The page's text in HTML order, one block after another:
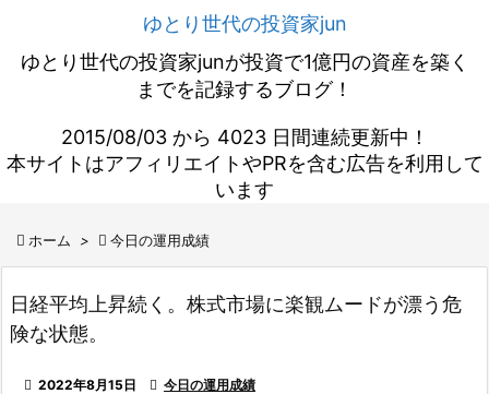
ゆとり世代の投資家jun
ゆとり世代の投資家junが投資で1億円の資産を築く
までを記録するブログ！
2015/08/03 から 4023 日間連続更新中！
本サイトはアフィリエイトやPRを含む広告を利用して
います
 ホーム >  今日の運用成績
日経平均上昇続く。株式市場に楽観ムードが漂う危
険な状態。
 2022年8月15日  今日の運用成績